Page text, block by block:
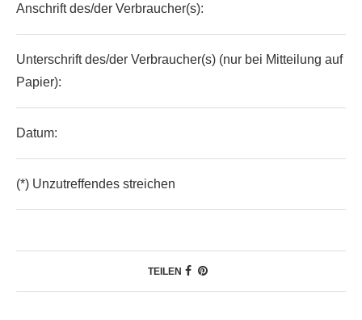
Anschrift des/der Verbraucher(s):
Unterschrift des/der Verbraucher(s) (nur bei Mitteilung auf
Papier):
Datum:
(*) Unzutreffendes streichen
TEILEN